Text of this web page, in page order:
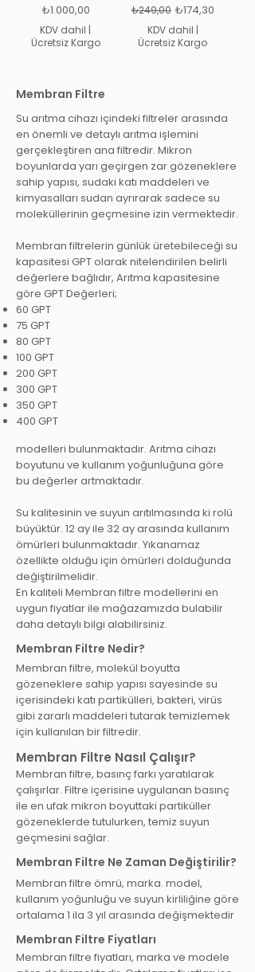
Fiyat
₺1.000,00
KDV dahil |
Ücretsiz Kargo
Normal Fiyat
₺249,00 İndirimli Fiyat
₺174,30
KDV dahil |
Ücretsiz Kargo
Membran Filtre
Su arıtma cihazı içindeki filtreler arasında
en önemli ve detaylı arıtma işlemini
gerçekleştiren ana filtredir. Mikron
boyunlarda yarı geçirgen zar gözeneklere
sahip yapısı, sudaki katı maddeleri ve
kimyasalları sudan ayrırarak sadece su
moleküllerinin geçmesine izin vermektedir.
Membran filtrelerin günlük üretebileceği su
kapasitesi GPT olarak nitelendirilen belirli
değerlere bağlıdır, Arıtma kapasitesine
göre GPT Değerleri;
60 GPT
75 GPT
80 GPT
100 GPT
200 GPT
300 GPT
350 GPT
400 GPT
modelleri bulunmaktadır. Arıtma cihazı
boyutunu ve kullanım yoğunluğuna göre
bu değerler artmaktadır.
Su kalitesinin ve suyun arıtılmasında ki rolü
büyüktür. 12 ay ile 32 ay arasında kullanım
ömürleri bulunmaktadır. Yıkanamaz
özellikte olduğu için ömürleri dolduğunda
değiştirilmelidir.
En kaliteli Membran filtre modellerini en
uygun fiyatlar ile mağazamızda bulabilir
daha detaylı bilgi alabilirsiniz.
Membran Filtre Nedir?
Membran filtre, molekül boyutta
gözeneklere sahip yapısı sayesinde su
içerisindeki katı partikülleri, bakteri, virüs
gibi zararlı maddeleri tutarak temizlemek
için kullanılan bir filtredir.
Membran Filtre Nasıl Çalışır?
Membran filtre, basınç farkı yaratılarak
çalışırlar. Filtre içerisine uygulanan basınç
ile en ufak mikron boyuttaki partiküller
gözeneklerde tutulurken, temiz suyun
geçmesini sağlar.
Membran Filtre Ne Zaman Değiştirilir?
Membran filtre ömrü, marka. model,
kullanım yoğunluğu ve suyun kirliliğine göre
ortalama 1 ila 3 yıl arasında değişmektedir
Membran Filtre Fiyatları
Membran filtre fiyatları, marka ve modele